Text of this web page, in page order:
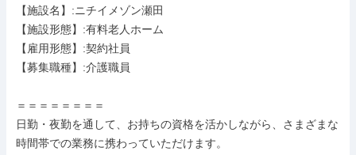
【施設名】:ニチイメゾン瀬田
【施設形態】:有料老人ホーム
【雇用形態】:契約社員
【募集職種】:介護職員
＝＝＝＝＝＝＝＝
日勤・夜勤を通して、お持ちの資格を活かしながら、さまざまな
時間帯での業務に携わっていただけます。